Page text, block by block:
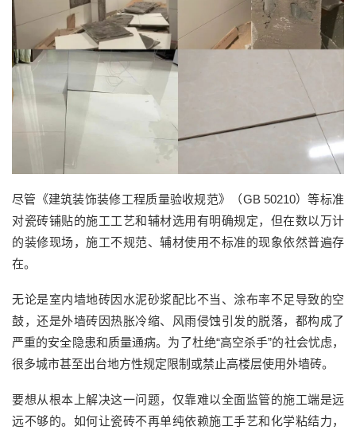
尽管《建筑装饰装修工程质量验收规范》（GB 50210）等标准
对瓷砖铺贴的施工工艺和辅材选用有明确规定，但在数以万计
的装修现场，施工不规范、辅材使用不标准的现象依然普遍存
在。
无论是室内墙地砖因水泥砂浆配比不当、涂布率不足导致的空
鼓，还是外墙砖因热胀冷缩、风雨侵蚀引发的脱落，都构成了
严重的安全隐患和质量通病。为了杜绝“高空杀手”的社会忧虑，
很多城市甚至出台地方性规定限制或禁止高楼层使用外墙砖。
要想从根本上解决这一问题，仅靠难以全面监管的施工端是远
远不够的。如何让瓷砖不再单纯依赖施工手艺和化学粘结力，